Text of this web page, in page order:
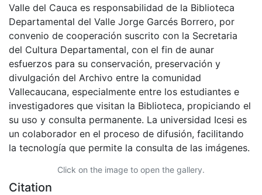
Valle del Cauca es responsabilidad de la Biblioteca
Departamental del Valle Jorge Garcés Borrero, por
convenio de cooperación suscrito con la Secretaria
del Cultura Departamental, con el fin de aunar
esfuerzos para su conservación, preservación y
divulgación del Archivo entre la comunidad
Vallecaucana, especialmente entre los estudiantes e
investigadores que visitan la Biblioteca, propiciando el
su uso y consulta permanente. La universidad Icesi es
un colaborador en el proceso de difusión, facilitando
la tecnología que permite la consulta de las imágenes.
Click on the image to open the gallery.
Citation